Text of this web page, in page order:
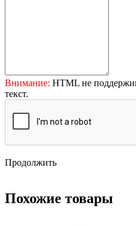
Внимание: HTML не
текст.
Продолжить
Похожие товары